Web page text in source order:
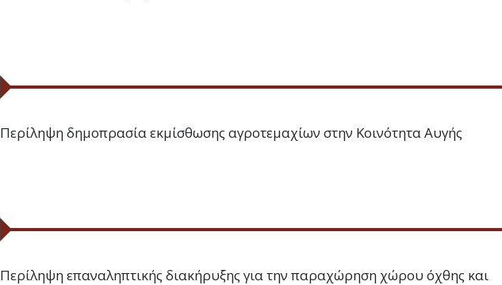
Περίληψη δημοπρασία εκμίσθωσης αγροτεμαχίων στην Κοινότητα Αυγής
Περίληψη επαναληπτικής διακήρυξης για την παραχώρηση χώρου όχθης και